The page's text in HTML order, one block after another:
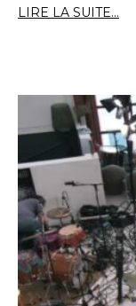
LIRE LA SUITE...